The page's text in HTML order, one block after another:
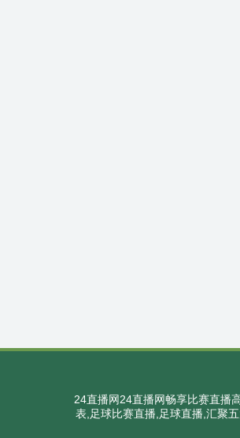
24直播网24直播网畅享比赛直播
表,足球比赛直播,足球直播,汇聚